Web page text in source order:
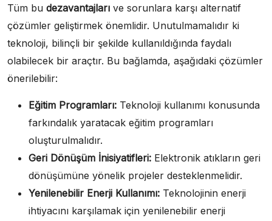
Tüm bu dezavantajları ve sorunlara karşı alternatif
çözümler geliştirmek önemlidir. Unutulmamalıdır ki
teknoloji, bilinçli bir şekilde kullanıldığında faydalı
olabilecek bir araçtır. Bu bağlamda, aşağıdaki çözümler
önerilebilir:
Eğitim Programları: Teknoloji kullanımı konusunda
farkındalık yaratacak eğitim programları
oluşturulmalıdır.
Geri Dönüşüm İnisiyatifleri: Elektronik atıkların geri
dönüşümüne yönelik projeler desteklenmelidir.
Yenilenebilir Enerji Kullanımı: Teknolojinin enerji
ihtiyacını karşılamak için yenilenebilir enerji